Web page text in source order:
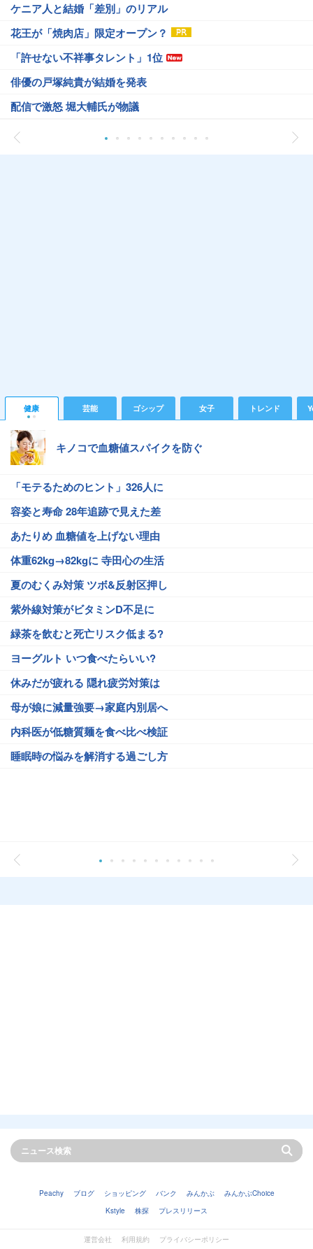
ケニア人と結婚「差別」のリアル
花王が「焼肉店」限定オープン？
「許せない不祥事タレント」1位
俳優の戸塚純貴が結婚を発表
配信で激怒 堀大輔氏が物議
健康 芸能 ゴシップ 女子 トレンド
キノコで血糖値スパイクを防ぐ
「モテるためのヒント」326人に
容姿と寿命 28年追跡で見えた差
あたりめ 血糖値を上げない理由
体重62kg→82kgに 寺田心の生活
夏のむくみ対策 ツボ&反射区押し
紫外線対策がビタミンD不足に
緑茶を飲むと死亡リスク低まる?
ヨーグルト いつ食べたらいい?
休みだが疲れる 隠れ疲労対策は
母が娘に減量強要→家庭内別居へ
内科医が低糖質麺を食べ比べ検証
睡眠時の悩みを解消する過ごし方
Peachy ブログ ショッピング バンク みんかぶ
みんかぶChoice
Kstyle
株探 プレスリリース
運営会社 利用規約 プライバシーポリシー